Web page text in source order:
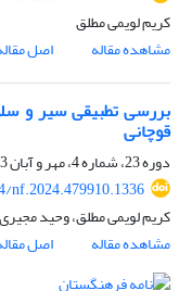
کریم لویمی مطلق
مشاهده مقاله
اصل
بررسی تطبیقی سیر و
قوچانی
دوره 23، شماره 4، مهر و آبان 1403، صفحه
nf.2024.479910.1336
کریم لویمی مطلق، وحید مجیری
مشاهده مقاله
اصل